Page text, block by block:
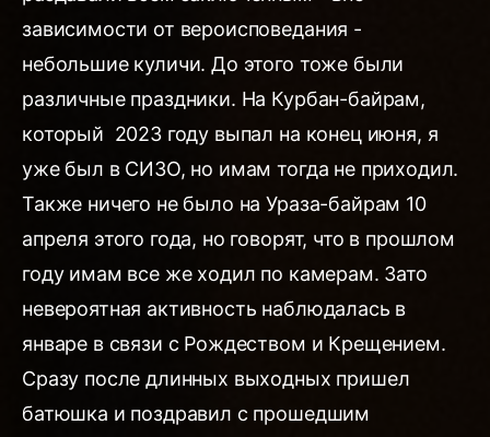
зависимости от вероисповедания -
небольшие куличи. До этого тоже были
различные праздники. На Курбан-байрам,
который 2023 году выпал на конец июня, я
уже был в СИЗО, но имам тогда не приходил.
Также ничего не было на Ураза-байрам 10
апреля этого года, но говорят, что в прошлом
году имам все же ходил по камерам. Зато
невероятная активность наблюдалась в
январе в связи с Рождеством и Крещением.
Сразу после длинных выходных пришел
батюшка и поздравил с прошедшим